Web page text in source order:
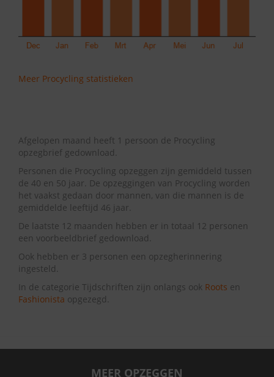
Meer Procycling statistieken
Afgelopen maand heeft 1 persoon de Procycling
opzegbrief gedownload.
Personen die Procycling opzeggen zijn gemiddeld tussen
de 40 en 50 jaar. De opzeggingen van Procycling worden
het vaakst gedaan door mannen, van die mannen is de
gemiddelde leeftijd 46 jaar.
De laatste 12 maanden hebben er in totaal 12 personen
een voorbeeldbrief gedownload.
Ook hebben er 3 personen een opzegherinnering
ingesteld.
In de categorie Tijdschriften zijn onlangs ook Roots en
Fashionista opgezegd.
MEER OPZEGGEN